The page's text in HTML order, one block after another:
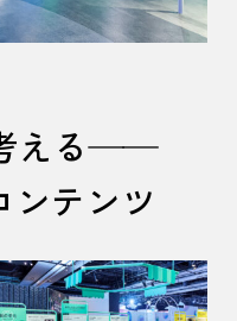
考える——
ンテンツ